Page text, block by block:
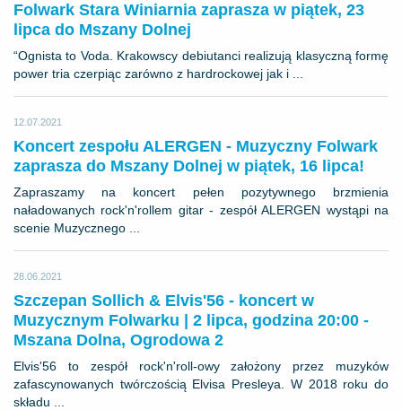
Folwark Stara Winiarnia zaprasza w piątek, 23
lipca do Mszany Dolnej
“Ognista to Voda. Krakowscy debiutanci realizują klasyczną formę
power tria czerpiąc zarówno z hardrockowej jak i ...
12.07.2021
Koncert zespołu ALERGEN - Muzyczny Folwark
zaprasza do Mszany Dolnej w piątek, 16 lipca!
Zapraszamy na koncert pełen pozytywnego brzmienia
naładowanych rock'n'rollem gitar - zespół ALERGEN wystąpi na
scenie Muzycznego ...
28.06.2021
Szczepan Sollich & Elvis'56 - koncert w
Muzycznym Folwarku | 2 lipca, godzina 20:00 -
Mszana Dolna, Ogrodowa 2
Elvis'56 to zespół rock'n'roll-owy założony przez muzyków
zafascynowanych twórczością Elvisa Presleya. W 2018 roku do
składu ...